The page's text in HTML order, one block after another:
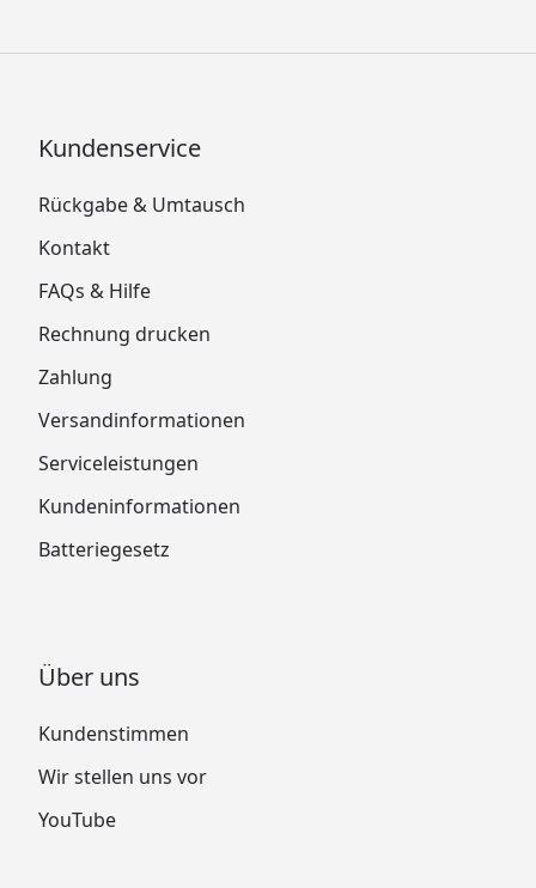
Kundenservice
Rückgabe & Umtausch
Kontakt
FAQs & Hilfe
Rechnung drucken
Zahlung
Versandinformationen
Serviceleistungen
Kundeninformationen
Batteriegesetz
Über uns
Kundenstimmen
Wir stellen uns vor
YouTube